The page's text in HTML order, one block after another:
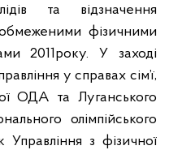
та відзначення
фізичними
2011року. У заході
у справах сім’ї,
ОДА та Луганського
олімпійського
Управління з фізичної